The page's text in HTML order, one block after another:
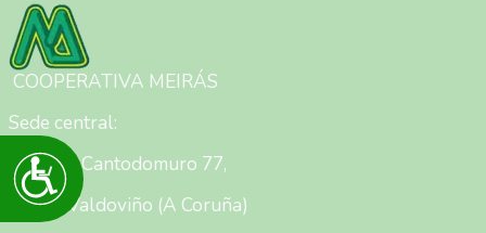
pantalla;
Preme
Control-
para
abrir
un
menú
de
Accesibilidade
Imaxe
COOPERATIVA MEIRÁS
Sede central:
Meirás - Cantodomuro 77,
15550 Valdoviño (A Coruña)